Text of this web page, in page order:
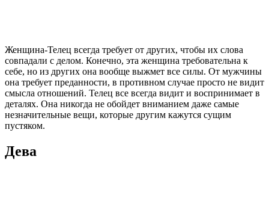
Женщина-Телец всегда требует от других, чтобы их слова
совпадали с делом. Конечно, эта женщина требовательна к
себе, но из других она вообще выжмет все силы. От мужчины
она требует преданности, в противном случае просто не видит
смысла отношений. Телец все всегда видит и воспринимает в
деталях. Она никогда не обойдет вниманием даже самые
незначительные вещи, которые другим кажутся сущим
пустяком.
Дева